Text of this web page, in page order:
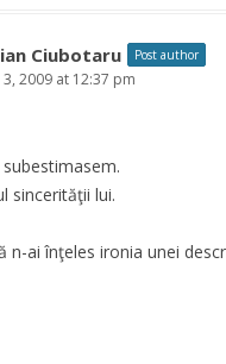
Ciubotaru Post author
2009 at 12:37 pm
sincerităţii lui.
n-ai înţeles ironia unei